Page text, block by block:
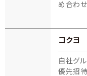
め合わせ
コクヨ
自社グ
優先招待